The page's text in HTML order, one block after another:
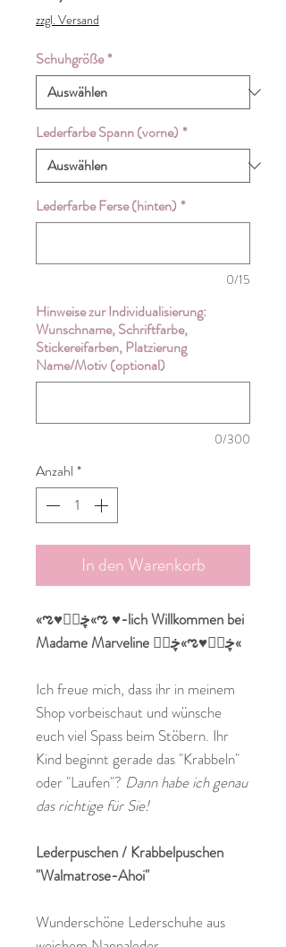
zzgl. Versand
Schuhgröße *
Lederfarbe Spann (vorne) *
Lederfarbe Ferse (hinten) *
0/15
Hinweise zur Individualisierung:
Wunschname, Schriftfarbe,
Stickereifarben, Platzierung
Name/Motiv (optional)
0/300
Anzahl *
In den Warenkorb
«ಌ♥ڿڰۣ«ಌ ♥-lich Willkommen bei
Madame Marveline ڿڰۣ«ಌ♥ڿڰۣ«
Ich freue mich, dass ihr in meinem
Shop vorbeischaut und wünsche
euch viel Spass beim Stöbern. Ihr
Kind beginnt gerade das "Krabbeln"
oder "Laufen"? Dann habe ich genau
das richtige für Sie!
Lederpuschen / Krabbelpuschen
"Walmatrose-Ahoi"
Wunderschöne Lederschuhe aus